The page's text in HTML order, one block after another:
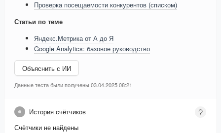
Проверка посещаемости конкурентов (списком)
Статьи по теме
Яндекс.Метрика от А до Я
Google Analytics: базовое руководство
Объяснить с ИИ
Данные теста были получены 03.04.2025 08:21
История счётчиков
Счётчики не найдены